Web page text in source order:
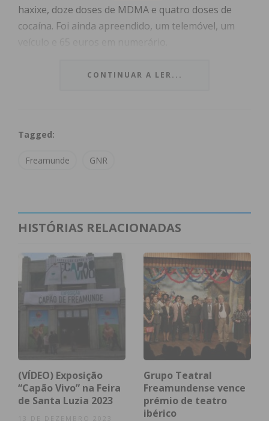
haxixe, doze doses de MDMA e quatro doses de
cocaína. Foi ainda apreendido, um telemóvel, um
O detido, com antecedentes criminais por ilícitos
Subscreva a newsletter do
Imediato
Assine nossa newsletter por e-mail e
obtenha de forma regular a informação
atualizada.
Eu li e concordo com os
termos e
condições
CONTINUAR A LER...
Tagged:
Freamunde GNR
HISTÓRIAS RELACIONADAS
(VÍDEO) Exposição
“Capão Vivo” na Feira
de Santa Luzia 2023
Grupo Teatral
Freamundense vence
prémio de teatro
ibérico